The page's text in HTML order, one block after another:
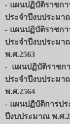
แผนปฏิบัติราชกา
ประจำปีงบประมา
แผนปฏิบัติราชกา
ประจำปีงบประมา
พ.ศ.2563
แผนปฏิบัติราชก
ประจำปีงบประมา
พ.ศ.2564
แผนปฏิบัติการปร
ปีงบประมาณ พ.ศ